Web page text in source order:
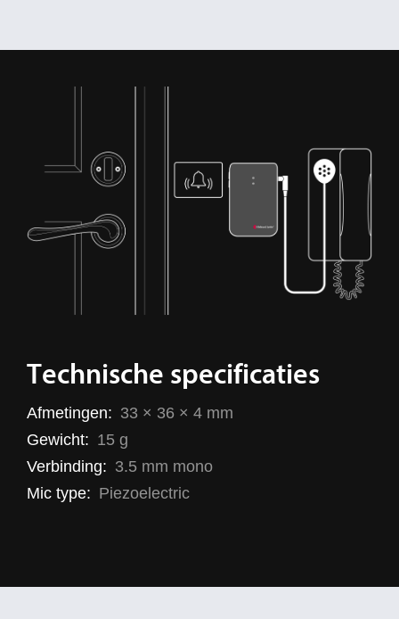
Technische specificaties
Afmetingen: 33 × 36 × 4 mm
Gewicht: 15 g
Verbinding: 3.5 mm mono
Mic type: Piezoelectric